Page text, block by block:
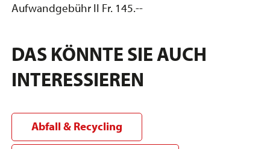
Aufwandgebühr II Fr. 145.--
DAS KÖNNTE SIE AUCH
INTERESSIEREN
Abfall & Recycling